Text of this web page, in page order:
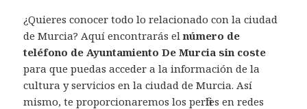
¿Quieres conocer todo lo relacionado con la ciudad
de Murcia? Aquí encontrarás elnúmero de
teléfono de Ayuntamiento De Murcia sin coste
para que puedas acceder a la información de la
cultura y servicios en la ciudad de Murcia. Así
mismo, te proporcionaremos los perfiles en redes